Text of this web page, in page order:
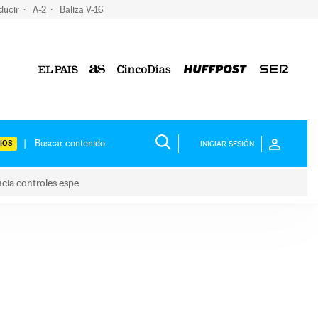
A-2 Baliza V-16
INICIAR SESIÓN
controles espe